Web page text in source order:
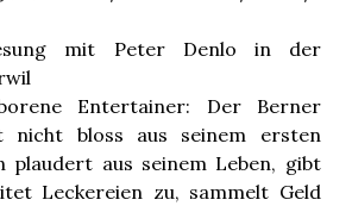
mit Peter Denlo in der
Entertainer: Der Berner
nicht bloss aus seinem ersten
plaudert aus seinem Leben, gibt
Leckereien zu, sammelt Geld